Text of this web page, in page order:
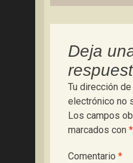
entradas
Deja
Tu dirección
electrónico no
Los campos
marcados con *
Comentario *